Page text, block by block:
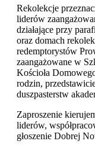
Rekolekcje
liderów
działające przy
oraz domach
redemptorystów
zaangażowane w
Kościoła
rodzin,
duszpasterstw
Zaproszenie
liderów,
głoszenie Dobrej